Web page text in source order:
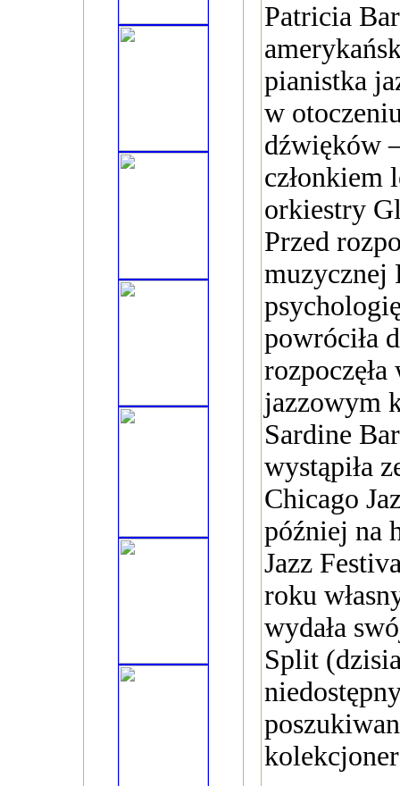
Patricia
pianistka
w
dźwięków
członkiem
orkiestry
Przed
muzycznej
powróciła
jazzowym
Sardine
wystąpiła
Chicago
później na
Jazz
roku
wydała
Split